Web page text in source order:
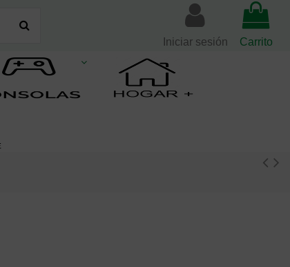
Iniciar sesión Carrito